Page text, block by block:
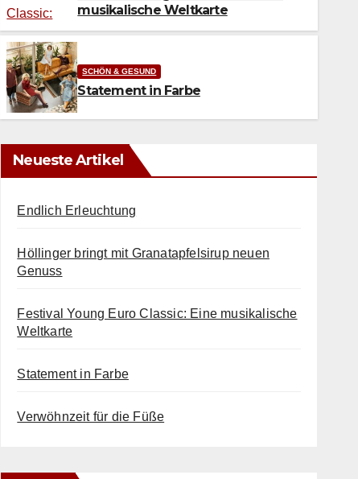
musikalische Weltkarte
SCHÖN & GESUND
Statement in Farbe
Neueste Artikel
Endlich Erleuchtung
Höllinger bringt mit Granatapfelsirup neuen
Genuss
Festival Young Euro Classic: Eine musikalische
Weltkarte
Statement in Farbe
Verwöhnzeit für die Füße